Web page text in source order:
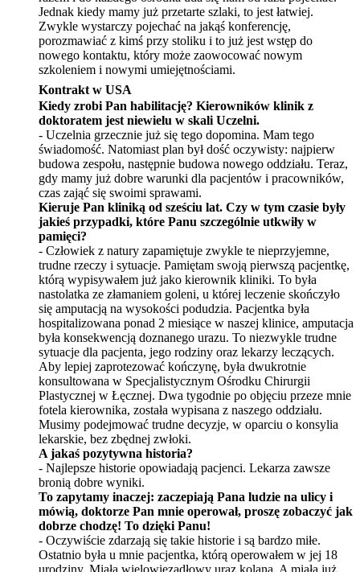
Jednak kiedy mamy już przetarte szlaki, to jest łatwiej.
Zwykle wystarczy pojechać na jakąś konferencję,
porozmawiać z kimś przy stoliku i to już jest wstęp do
nowego kontaktu, który może zaowocować nowym
szkoleniem i nowymi umiejętnościami.
Kontrakt w USA
Kiedy zrobi Pan habilitację? Kierowników klinik z
doktoratem jest niewielu w skali Uczelni.
- Uczelnia grzecznie już się tego dopomina. Mam tego
świadomość. Natomiast plan był dość oczywisty: najpierw
budowa zespołu, następnie budowa nowego oddziału. Teraz,
gdy mamy już dobre warunki dla pacjentów i pracowników,
czas zająć się swoimi sprawami.
Kieruje Pan kliniką od sześciu lat. Czy w tym czasie były
jakieś przypadki, które Panu szczególnie utkwiły w
pamięci?
- Człowiek z natury zapamiętuje zwykle te nieprzyjemne,
trudne rzeczy i sytuacje. Pamiętam swoją pierwszą pacjentkę,
którą wypisywałem już jako kierownik kliniki. To była
nastolatka ze złamaniem goleni, u której leczenie skończyło
się amputacją na wysokości podudzia. Pacjentka była
hospitalizowana ponad 2 miesiące w naszej klinice, amputacja
była konsekwencją doznanego urazu. To niezwykle trudne
sytuacje dla pacjenta, jego rodziny oraz lekarzy leczących.
Aby lepiej zaprotezować kończynę, była dwukrotnie
konsultowana w Specjalistycznym Ośrodku Chirurgii
Plastycznej w Łęcznej. Dwa tygodnie po objęciu przeze mnie
fotela kierownika, została wypisana z naszego oddziału.
Musimy podejmować trudne decyzje, w oparciu o konsylia
lekarskie, bez zbędnej zwłoki.
A jakaś pozytywna historia?
- Najlepsze historie opowiadają pacjenci. Lekarza zawsze
bronią dobre wyniki.
To zapytamy inaczej: zaczepiają Pana ludzie na ulicy i
mówią, doktorze Pan mnie operował, proszę zobaczyć jak
dobrze chodzę! To dzięki Panu!
- Oczywiście zdarzają się takie historie i są bardzo miłe.
Ostatnio była u mnie pacjentka, którą operowałem w jej 18
urodziny. Miała wielowięzadłowy uraz kolana. A miała już